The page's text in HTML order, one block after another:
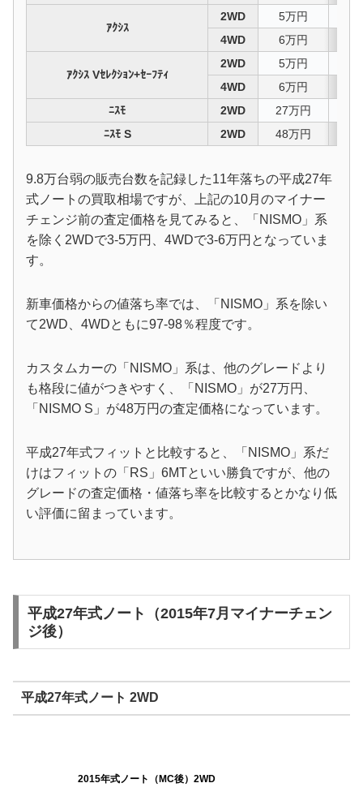
ｱｸｼｽ
2WD 5万円
4WD
6万円
ｱｸｼｽ Vｾﾚｸｼｮﾝ+ｾｰﾌﾃｨ
2WD 5万円
4WD
6万円
ﾆｽﾓ
2WD 27万円
ﾆｽﾓ S
2WD 48万円
9.8万台弱の販売台数を記録した11年落ちの平成27年
式ノートの買取相場ですが、上記の10月のマイナー
チェンジ前の査定価格を見てみると、「NISMO」系
を除く2WDで3-5万円、4WDで3-6万円となっていま
す。
新車価格からの値落ち率では、「NISMO」系を除い
て2WD、4WDともに97-98％程度です。
カスタムカーの「NISMO」系は、他のグレードより
も格段に値がつきやすく、「NISMO」が27万円、
「NISMO S」が48万円の査定価格になっています。
平成27年式フィットと比較すると、「NISMO」系だ
けはフィットの「RS」6MTといい勝負ですが、他の
グレードの査定価格・値落ち率を比較するとかなり低
い評価に留まっています。
平成27年式ノート（2015年7月マイナーチェン
ジ後）
平成27年式ノート 2WD
2015年式ノート（MC後）2WD